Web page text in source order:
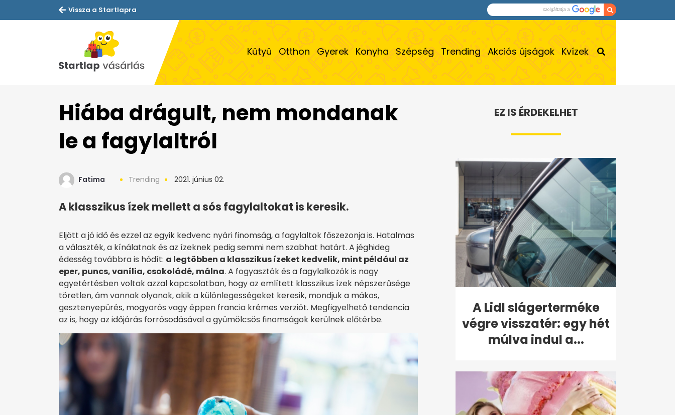
Vissza a Startlapra
Kütyü Otthon Gyerek Konyha Szépség Trending Akciós újságok Kvízek
Hiába drágult, nem mondanak
le a fagylaltról
Fatima Trending 2021. június 02.
A klasszikus ízek mellett a sós fagylaltokat is keresik.
Eljött a jó idő és ezzel az egyik kedvenc nyári finomság, a fagylaltok főszezonja is. Hatalmas
a választék, a kínálatnak és az ízeknek pedig semmi nem szabhat határt. A jéghideg
édesség továbbra is hódít: a legtöbben a klasszikus ízeket kedvelik, mint például az
eper, puncs, vanília, csokoládé, málna. A fogyasztók és a fagylalkozók is nagy
egyetértésben voltak azzal kapcsolatban, hogy az említett klasszikus ízek népszerűsége
töretlen, ám vannak olyanok, akik a különlegességeket keresik, mondjuk a mákos,
gesztenyepürés, mogyorós vagy éppen francia krémes verziót. Megfigyelhető tendencia
az is, hogy az időjárás forrósodásával a gyümölcsös finomságok kerülnek előtérbe.
EZ IS ÉRDEKELHET
A Lidl slágerterméke
végre visszatér: egy hét
múlva indul a...